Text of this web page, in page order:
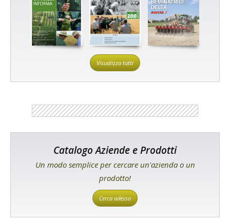
Visualizza tutti
Catalogo Aziende e Prodotti
Un modo semplice per cercare un'azienda o un
prodotto!
Cerca adesso